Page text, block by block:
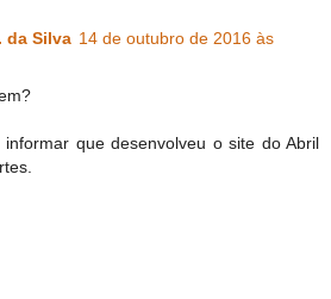
da Silva 14 de outubro de 2016 às
informar que desenvolveu o site do Abril